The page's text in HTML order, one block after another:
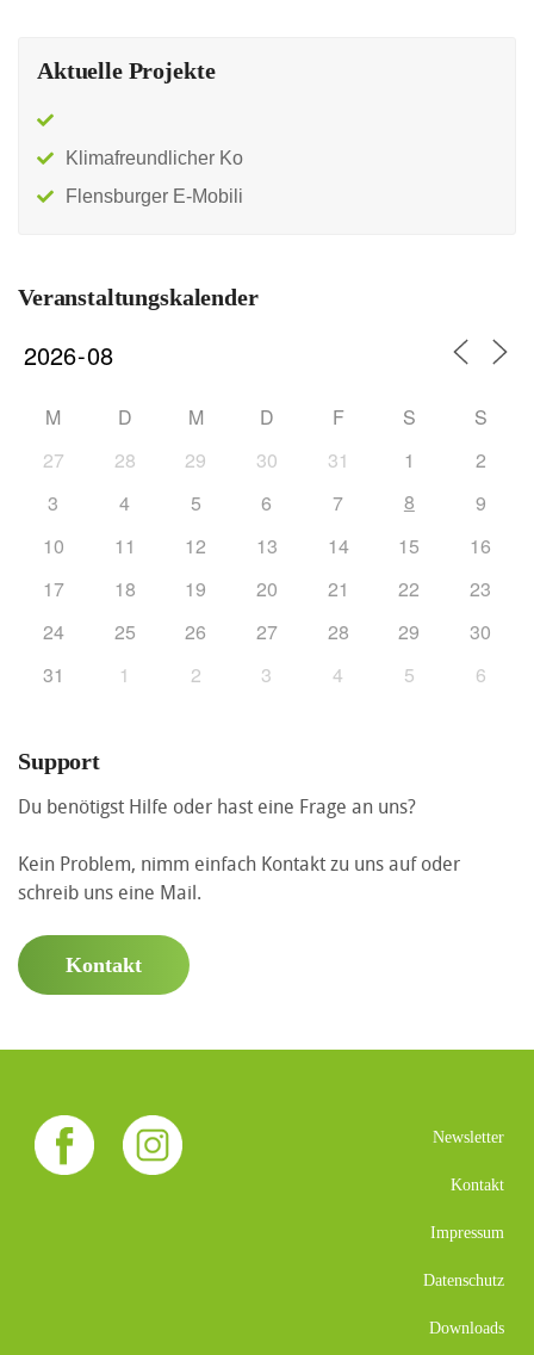
Aktuelle Projekte
Klimafreundlicher Ko
Flensburger E-Mobili
Veranstaltungskalender
M D M D F S
S
27
28 29 30 31 1
2
3
4 5 6 7 8
9
10
11 12 13 14 15
16
17
18 19 20 21 22
23
24
25 26 27 28 29
30
31
1 2 3 4 5 6
Support
Du benötigst Hilfe oder hast eine Frage an uns?
Kein Problem, nimm einfach Kontakt zu uns auf oder
schreib uns eine Mail.
Kontakt
Newsletter
Kontakt
Impressum
Datenschutz
Downloads